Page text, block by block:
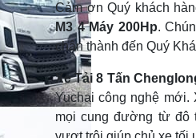
Cảm ơn Quý khách
M3 4 Máy 200Hp.
chân thành đến Quý
Xe Tải 8 Tấn
Yuchai công nghệ mới.
mọi cung đường từ đô